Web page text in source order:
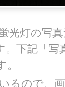
光灯の写
下記「
るので、